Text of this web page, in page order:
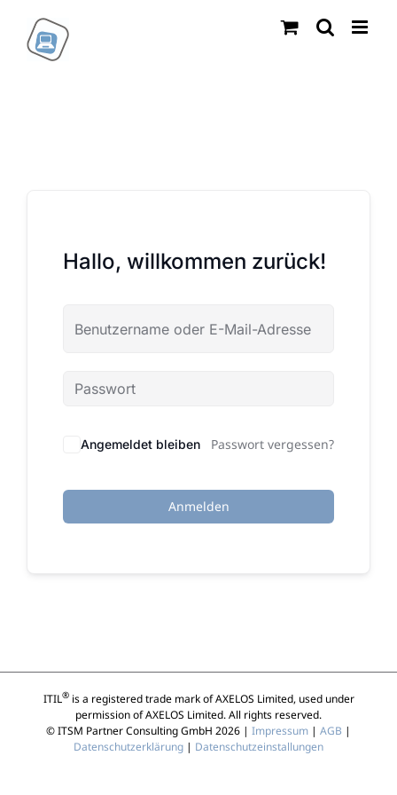
Inhalt
springen
Hallo, willkommen zurück!
Angemeldet bleiben Passwort vergessen?
Anmelden
ITIL®is a registered trade mark of AXELOS Limited, used under
permission of AXELOS Limited. All rights reserved.
© ITSM Partner Consulting GmbH 2026 | Impressum | AGB |
Datenschutzerklärung | Datenschutzeinstallungen